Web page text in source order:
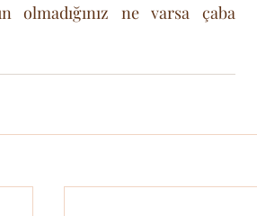
olmadığınız ne varsa çaba